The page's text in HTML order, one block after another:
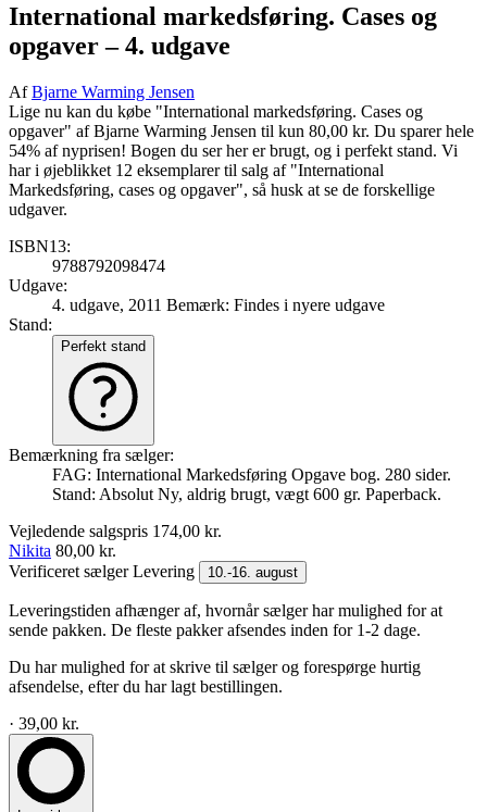
International markedsføring. Cases og
opgaver– 4. udgave
AfBjarne Warming Jensen
Lige nu kan du købe "International markedsføring. Cases og
opgaver" af Bjarne Warming Jensen til kun 80,00 kr. Du sparer hele
54% af nyprisen! Bogen du ser her er brugt, og i perfekt stand. Vi
har i øjeblikket 12 eksemplarer til salg af "International
Markedsføring, cases og opgaver", så husk at se de forskellige
udgaver.
ISBN13:
9788792098474
Udgave:
4. udgave, 2011 Bemærk: Findes i nyere udgave
Stand:
Perfekt stand
Bemærkning fra sælger:
FAG: International Markedsføring Opgave bog. 280 sider.
Stand: Absolut Ny, aldrig brugt, vægt 600 gr. Paperback.
Vejledende salgspris 174,00 kr.
Nikita 80,00 kr.
Verificeret sælgerLevering 10.-16. august
Leveringstiden afhænger af, hvornår sælger har mulighed for at
sende pakken. De fleste pakker afsendes inden for 1-2 dage.
Du har mulighed for at skrive til sælger og forespørge hurtig
afsendelse, efter du har lagt bestillingen.
· 39,00 kr.